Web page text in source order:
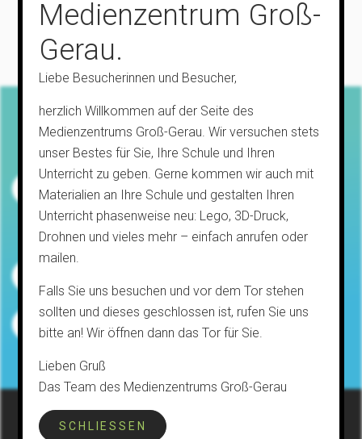
Mo & Mi.:
07:00 -15:00
Di & Fr:
09:00 - 14:00
& nach Vereinbarung
06152 / 989 840 80
Medienzentrum Groß-
Gerau.
Liebe Besucherinnen und Besucher,
herzlich Willkommen auf der Seite des
Medienzentrums Groß-Gerau. Wir versuchen stets
unser Bestes für Sie, Ihre Schule und Ihren
Unterricht zu geben. Gerne kommen wir auch mit
Materialien an Ihre Schule und gestalten Ihren
Unterricht phasenweise neu: Lego, 3D-Druck,
Drohnen und vieles mehr – einfach anrufen oder
mailen.
Falls Sie uns besuchen und vor dem Tor stehen
sollten und dieses geschlossen ist, rufen Sie uns
bitte an! Wir öffnen dann das Tor für Sie.
Lieben Gruß
Das Team des Medienzentrums Groß-Gerau
SCHLIESSEN